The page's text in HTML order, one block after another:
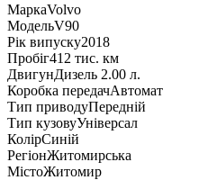
МаркаVolvo
МодельV90
Рік випуску2018
Пробіг412 тис. км
ДвигунДизель 2.00 л.
Коробка передачАвтомат
Тип приводуПередній
Тип кузовуУніверсал
КолірСиній
РегіонЖитомирська
МістоЖитомир